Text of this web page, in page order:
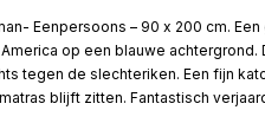
Eenpersoons – 90 x 200 cm.
op een blauwe
tegen de slechteriken. Een fijn
blijft zitten. Fantastisch